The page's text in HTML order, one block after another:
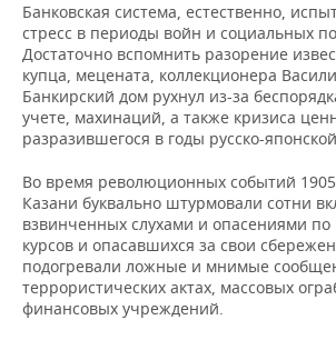
Банковская система, естественно,
стресс в периоды войн и социальных
Достаточно вспомнить разорение
купца, мецената, коллекционера
Банкирский дом рухнул из-за
учете, махинаций, а также кризиса
разразившегося в годы русско-
Во время революционных событий 1905
Казани буквально штурмовали сотни
взвинченных слухами и опасениями по
курсов и опасавшихся за свои
подогревали ложные и мнимые
террористических актах, массовых
финансовых учреждений.